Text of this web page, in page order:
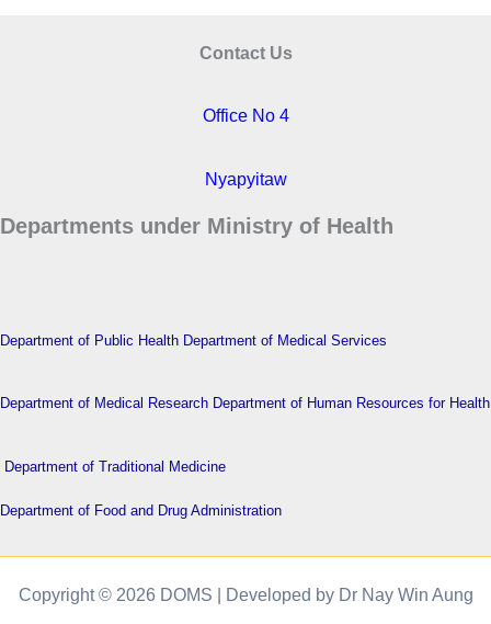
Contact Us
Office No 4
Nyapyitaw
Departments under Ministry of Health
Department of Public Health Department of Medical Services
Department of Medical Research Department of Human Resources for Health
Department of Traditional Medicine
Department of Food and Drug Administration
Copyright © 2026 DOMS | Developed by Dr Nay Win Aung